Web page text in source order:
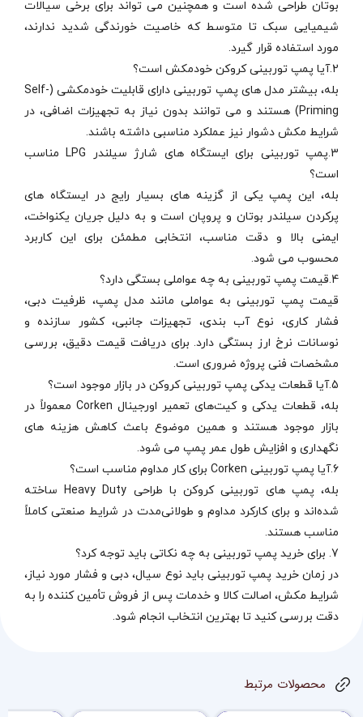
بوتان طراحی شده است و همچنین می‌ تواند برای برخی سیالات
شیمیایی سبک تا متوسط که خاصیت خورندگی شدید ندارند،
مورد استفاده قرار گیرد.
2.آیا پمپ توربینی کروکن خودمکش است؟
بله، بیشتر مدل‌ های پمپ توربینی دارای قابلیت خودمکشی (Self-
Priming) هستند و می‌ توانند بدون نیاز به تجهیزات اضافی، در
شرایط مکش دشوار نیز عملکرد مناسبی داشته باشند.
3.پمپ توربینی برای ایستگاه‌ های شارژ سیلندر LPG مناسب
است؟
بله، این پمپ یکی از گزینه‌ های بسیار رایج در ایستگاه‌ های
پرکردن سیلندر بوتان و پروپان است و به دلیل جریان یکنواخت،
ایمنی بالا و دقت مناسب، انتخابی مطمئن برای این کاربرد
محسوب می‌ شود.
4.قیمت پمپ توربینی به چه عواملی بستگی دارد؟
قیمت پمپ توربینی به عواملی مانند مدل پمپ، ظرفیت دبی،
فشار کاری، نوع آب‌ بندی، تجهیزات جانبی، کشور سازنده و
نوسانات نرخ ارز بستگی دارد. برای دریافت قیمت دقیق، بررسی
مشخصات فنی پروژه ضروری است.
5.آیا قطعات یدکی پمپ توربینی کروکن در بازار موجود است؟
بله، قطعات یدکی و کیت‌های تعمیر اورجینال Corken معمولاً در
بازار موجود هستند و همین موضوع باعث کاهش هزینه‌ های
نگهداری و افزایش طول عمر پمپ می‌ شود.
6.آیا پمپ توربینی Corken برای کار مداوم مناسب است؟
بله، پمپ‌ های توربینی کروکن با طراحی Heavy Duty ساخته
شده‌اند و برای کارکرد مداوم و طولانی‌مدت در شرایط صنعتی کاملاً
مناسب هستند.
7. برای خرید پمپ توربینی به چه نکاتی باید توجه کرد؟
در زمان خرید پمپ توربینی باید نوع سیال، دبی و فشار مورد نیاز،
شرایط مکش، اصالت کالا و خدمات پس از فروش تأمین‌ کننده را به‌
دقت بررسی کنید تا بهترین انتخاب انجام شود.
محصولات مرتبط